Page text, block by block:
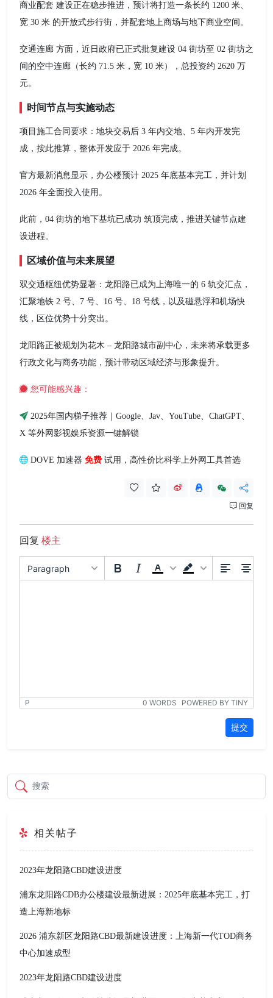
商业配套 建设正在稳步推进，预计将打造一条长约 1200 米、
宽 30 米 的开放式步行街，并配套地上商场与地下商业空间。
交通连廊 方面，近日政府已正式批复建设 04 街坊至 02 街坊之
间的空中连廊（长约 71.5 米，宽 10 米），总投资约 2620 万
元。
时间节点与实施动态
项目施工合同要求：地块交易后 3 年内交地、5 年内开发完
成，按此推算，整体开发应于 2026 年完成。
官方最新消息显示，办公楼预计 2025 年底基本完工，并计划
2026 年全面投入使用。
此前，04 街坊的地下基坑已成功 筑顶完成，推进关键节点建
设进程。
区域价值与未来展望
双交通枢纽优势显著：龙阳路已成为上海唯一的 6 轨交汇点，
汇聚地铁 2 号、7 号、16 号、18 号线，以及磁悬浮和机场快
线，区位优势十分突出。
龙阳路正被规划为花木 – 龙阳路城市副中心，未来将承载更多
行政文化与商务功能，预计带动区域经济与形象提升。
您可能感兴趣：
2025年国内梯子推荐｜Google、Jav、YouTube、ChatGPT、
X 等外网影视娱乐资源一键解锁
DOVE 加速器 免费 试用，高性价比科学上外网工具首选
回复
回复 楼主
Paragraph
P 0 WORDS POWERED BY TINY
提交
搜索
相关帖子
2023年龙阳路CBD建设进度
浦东龙阳路CDB办公楼建设最新进展：2025年底基本完工，打
造上海新地标
2026 浦东新区龙阳路CBD最新建设进度：上海新一代TOD商务
中心加速成型
2023年龙阳路CBD建设进度